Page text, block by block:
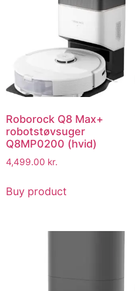
Roborock Q8 Max+
robotstøvsuger
Q8MP0200 (hvid)
4,499.00 kr.
Buy product